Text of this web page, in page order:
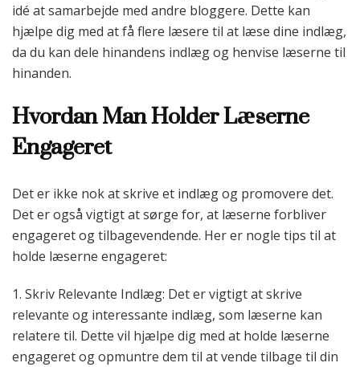
idé at samarbejde med andre bloggere. Dette kan
hjælpe dig med at få flere læsere til at læse dine indlæg,
da du kan dele hinandens indlæg og henvise læserne til
hinanden.
Hvordan Man Holder Læserne
Engageret
Det er ikke nok at skrive et indlæg og promovere det.
Det er også vigtigt at sørge for, at læserne forbliver
engageret og tilbagevendende. Her er nogle tips til at
holde læserne engageret:
1. Skriv Relevante Indlæg: Det er vigtigt at skrive
relevante og interessante indlæg, som læserne kan
relatere til. Dette vil hjælpe dig med at holde læserne
engageret og opmuntre dem til at vende tilbage til din